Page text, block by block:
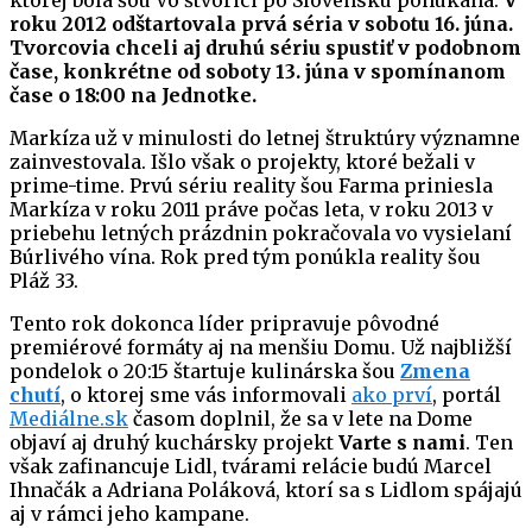
roku 2012 odštartovala prvá séria v sobotu 16. júna.
Tvorcovia chceli aj druhú sériu spustiť v podobnom
čase, konkrétne od soboty 13. júna v spomínanom
čase o 18:00 na Jednotke.
Markíza už v minulosti do letnej štruktúry významne
zainvestovala. Išlo však o projekty, ktoré bežali v
prime-time. Prvú sériu reality šou Farma priniesla
Markíza v roku 2011 práve počas leta, v roku 2013 v
priebehu letných prázdnin pokračovala vo vysielaní
Búrlivého vína. Rok pred tým ponúkla reality šou
Pláž 33.
Tento rok dokonca líder pripravuje pôvodné
premiérové formáty aj na menšiu Domu. Už najbližší
pondelok o 20:15 štartuje kulinárska šou Zmena
chutí, o ktorej sme vás informovali ako prví, portál
Mediálne.sk časom doplnil, že sa v lete na Dome
objaví aj druhý kuchársky projekt Varte s nami. Ten
však zafinancuje Lidl, tvárami relácie budú Marcel
Ihnačák a Adriana Poláková, ktorí sa s Lidlom spájajú
aj v rámci jeho kampane.